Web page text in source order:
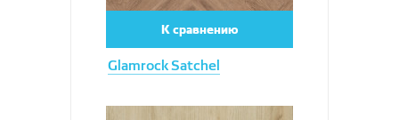
Glamrock Satchel
К сравнению